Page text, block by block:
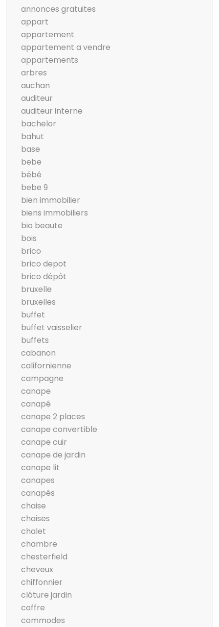
annonces gratuites
appart
appartement
appartement a vendre
appartements
arbres
auchan
auditeur
auditeur interne
bachelor
bahut
base
bebe
bébé
bebe 9
bien immobilier
biens immobiliers
bio beaute
bois
brico
brico depot
brico dépôt
bruxelle
bruxelles
buffet
buffet vaisselier
buffets
cabanon
californienne
campagne
canape
canapé
canape 2 places
canape convertible
canape cuir
canape de jardin
canape lit
canapes
canapés
chaise
chaises
chalet
chambre
chesterfield
cheveux
chiffonnier
clôture jardin
coffre
commodes